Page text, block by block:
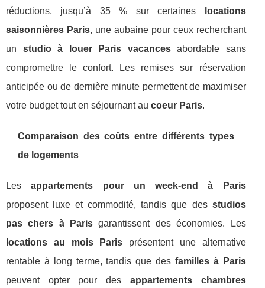
réductions, jusqu’à 35 % sur certaines
locations
saisonnières Paris, une aubaine pour ceux recherchant
un studio à louer Paris vacancesabordable sans
compromettre le confort. Les remises sur réservation
anticipée ou de dernière minute permettent de maximiser
votre budget tout en séjournant au coeur Paris.
Comparaison des coûts entre différents types
de logements
Lesappartements pour un week-end à Paris
proposent luxe et commodité, tandis que des studios
pas chers à Paris garantissent des économies. Les
locations au mois Paris présentent une alternative
rentable à long terme, tandis que des familles à Paris
peuvent opter pour des appartements chambres